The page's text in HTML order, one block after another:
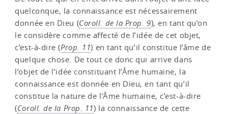
quelconque, la connaissance est nécessairement
donnée en Dieu (Coroll. de la Prop. 9), en tant qu’on
le considère comme affecté de l’idée de cet objet,
c’est-à-dire (Prop. 11) en tant qu’il constitue l’âme de
quelque chose. De tout ce donc qui arrive dans
l’objet de l’idée constituant l’Âme humaine, la
connaissance est donnée en Dieu, en tant qu’il
constitue la nature de l’Âme humaine, c’est-à-dire
(Coroll. de la Prop. 11) la connaissance de cette